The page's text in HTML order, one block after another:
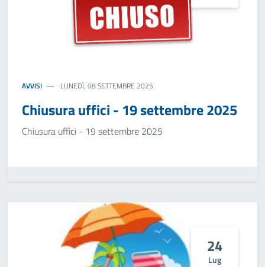
AVVISI LUNEDÌ, 08 SETTEMBRE 2025
Chiusura uffici - 19 settembre 2025
Chiusura uffici - 19 settembre 2025
24
Lug